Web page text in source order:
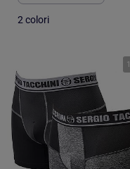
2 colori
1